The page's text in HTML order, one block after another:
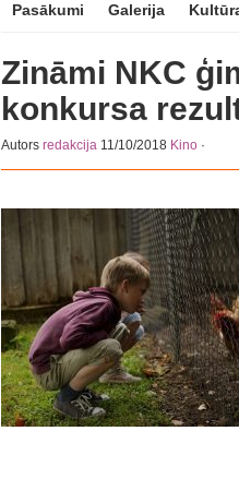
Pasākumi Galerija
Zināmi NKC
konkursa
Autors redakcija 11/10/2018 Kino ·